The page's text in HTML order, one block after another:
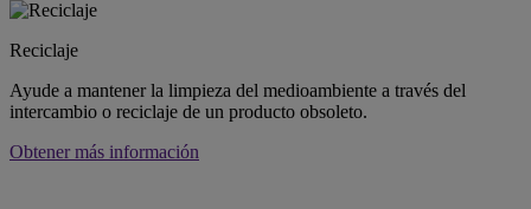
Reciclaje
Ayude a mantener la limpieza del medioambiente a través del
intercambio o reciclaje de un producto obsoleto.
Obtener más información